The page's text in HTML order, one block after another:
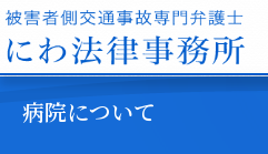
病院について